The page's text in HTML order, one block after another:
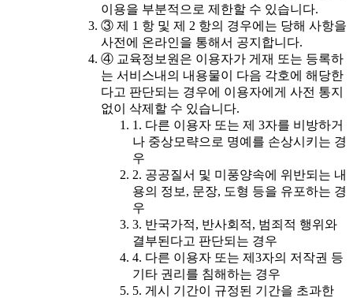
이용을 부분적으로 제한할 수 있습니다.
③ 제 1 항 및 제 2 항의 경우에는 당해 사항을
사전에 온라인을 통해서 공지합니다.
④ 교육정보원은 이용자가 게재 또는 등록하
는 서비스내의 내용물이 다음 각호에 해당한
다고 판단되는 경우에 이용자에게 사전 통지
없이 삭제할 수 있습니다.
1. 다른 이용자 또는 제 3자를 비방하거
나 중상모략으로 명예를 손상시키는 경
우
2. 공공질서 및 미풍양속에 위반되는 내
용의 정보, 문장, 도형 등을 유포하는 경
우
3. 반국가적, 반사회적, 범죄적 행위와
결부된다고 판단되는 경우
4. 다른 이용자 또는 제3자의 저작권 등
기타 권리를 침해하는 경우
5. 게시 기간이 규정된 기간을 초과한